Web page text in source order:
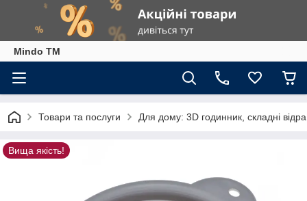
Mindo TM
Товари та послуги Для дому: 3D годинник, складні
Вища якість!